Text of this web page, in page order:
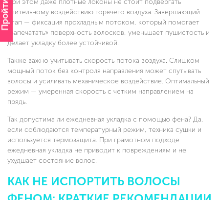
При этом даже плотные локоны не стоит подвергать
длительному воздействию горячего воздуха. Завершающий
этап — фиксация прохладным потоком, который помогает
«запечатать» поверхность волосков, уменьшает пушистость и
делает укладку более устойчивой.
Также важно учитывать скорость потока воздуха. Слишком
мощный поток без контроля направления может спутывать
волосы и усиливать механическое воздействие. Оптимальный
режим — умеренная скорость с четким направлением на
прядь.
Так допустима ли ежедневная укладка с помощью фена? Да,
если соблюдаются температурный режим, техника сушки и
используется термозащита. При грамотном подходе
ежедневная укладка не приводит к повреждениям и не
ухудшает состояние волос.
КАК НЕ ИСПОРТИТЬ ВОЛОСЫ